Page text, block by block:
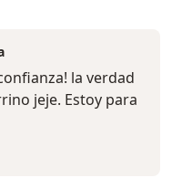
la verdad
jeje. Estoy para